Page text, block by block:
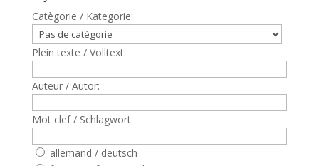
Catègorie / Kategorie:
Plein texte / Volltext:
Auteur / Autor:
Mot clef / Schlagwort:
allemand / deutsch